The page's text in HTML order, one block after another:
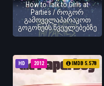
How to Talk to Girls at
Parties / როგორ
გამოველაპარაკოთ
გოგონებს წვეულებებზე
HD 2012 IMDB 5.578